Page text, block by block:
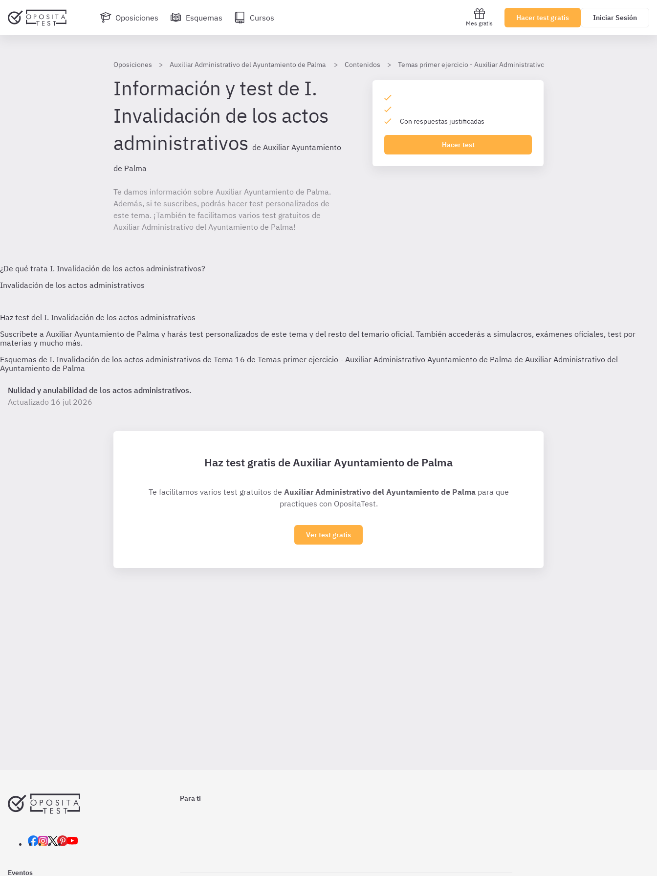
Oposiciones Esquemas Cursos
Mes gratis
Hacer test gratis Iniciar Sesión
Oposiciones Auxiliar Administrativo del Ayuntamiento de Palma Contenidos Temas primer ejercicio - Auxiliar Administrativo Ayuntamiento de Palma
Información y test de I.
Invalidación de los actos
administrativos de Auxiliar Ayuntamiento
de Palma
Te damos información sobre Auxiliar Ayuntamiento de Palma.
Además, si te suscribes, podrás hacer test personalizados de
este tema. ¡También te facilitamos varios test gratuitos de
Auxiliar Administrativo del Ayuntamiento de Palma!
Con respuestas justificadas
Hacer test
Esquemas de I. Invalidación de los actos administrativos de Tema 16 de Temas primer ejercicio - Auxiliar Administrativo Ayuntamiento de Palma de Auxiliar Administrativo del
Ayuntamiento de Palma
Nulidad y anulabilidad de los actos administrativos.
Actualizado 16 jul 2026
Haz test gratis de Auxiliar Ayuntamiento de Palma
Te facilitamos varios test gratuitos de Auxiliar Administrativo del Ayuntamiento de Palmapara que
practiques con OpositaTest.
Ver test gratis
Para ti
Eventos